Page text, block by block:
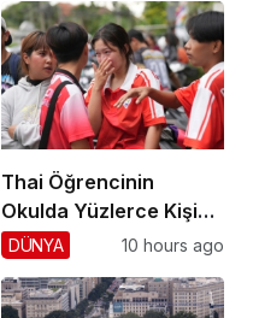
Thai Öğrencinin
Okulda Yüzlerce Kişiyi
Vurdu!
DÜNYA 10 hours ago